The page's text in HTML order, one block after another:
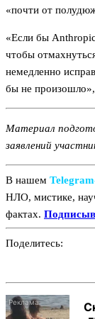
«почти от
«Если бы
чтобы
немедленно
бы не
Материал
заявлений
В нашем
НЛО, мистике,
фактах.
Поделитесь: